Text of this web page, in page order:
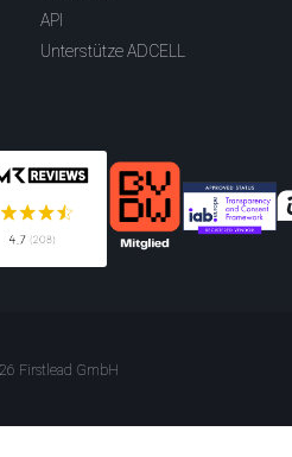
API
Unterstütze ADCELL
Firstlead GmbH